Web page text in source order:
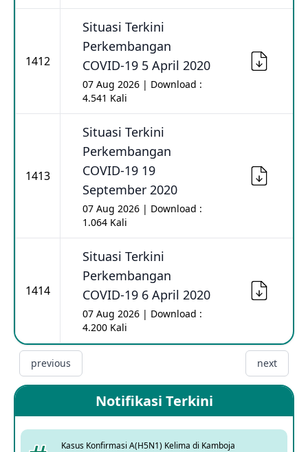
1412
Situasi Terkini
Perkembangan
COVID-19 5 April 2020
07 Aug 2026 | Download :
4.541 Kali
1413
Situasi Terkini
Perkembangan
COVID-19 19
September 2020
07 Aug 2026 | Download :
1.064 Kali
1414
Situasi Terkini
Perkembangan
COVID-19 6 April 2020
07 Aug 2026 | Download :
4.200 Kali
previous next
Notifikasi Terkini
Kasus Konfirmasi A(H5N1) Kelima di Kamboja